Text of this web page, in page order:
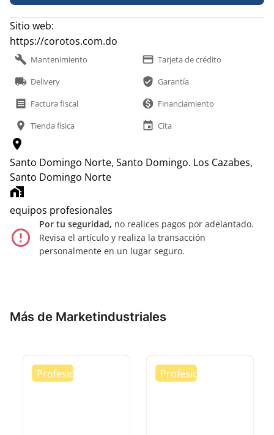
Sitio web:
https://corotos.com.do
build Mantenimiento payment Tarjeta de crédito
local_shipping Delivery verified_user Garantía
receipt Factura fiscal monetization_on Financiamiento
location_on Tienda física event Cita
location_on
Santo Domingo Norte, Santo Domingo. Los Cazabes,
Santo Domingo Norte
home_work
equipos profesionales
error_outline
Por tu seguridad, no realices pagos por adelantado.
Revisa el artículo y realiza la transacción
personalmente en un lugar seguro.
Más de Marketindustriales